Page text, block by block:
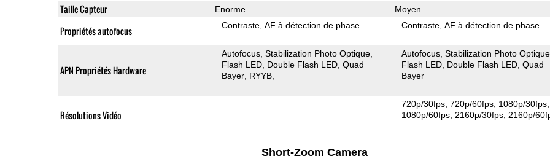
Taille Capteur Enorme Moyen
Propriétés autofocus Contraste AF à détection de phase Contraste AF à détection de phase
APN Propriétés Hardware
Autofocus Stabilization Photo Optique
Flash LED Double Flash LED Quad
Bayer RYYB
Autofocus Stabilization Photo Optique
Flash LED Double Flash LED Quad
Bayer
Résolutions Vidéo
720p/30fps 720p/60fps 1080p/30fps
1080p/60fps 2160p/30fps 2160p/
Short-Zoom Camera